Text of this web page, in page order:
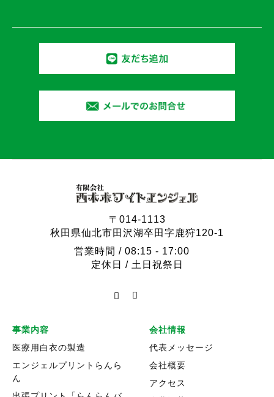
〒014-1113
秋田県仙北市田沢湖卒田字鹿狩120-1
営業時間 / 08:15 - 17:00
定休日 / 土日祝祭日
事業内容
医療用白衣の製造
エンジェルプリントらんら
ん
会社情報
代表メッセージ
会社概要
アクセス